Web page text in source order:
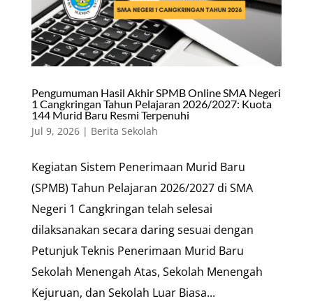
Pengumuman Hasil Akhir SPMB Online SMA Negeri
1 Cangkringan Tahun Pelajaran 2026/2027: Kuota
144 Murid Baru Resmi Terpenuhi
Jul 9, 2026| Berita Sekolah
Kegiatan Sistem Penerimaan Murid Baru
(SPMB) Tahun Pelajaran 2026/2027 di SMA
Negeri 1 Cangkringan telah selesai
dilaksanakan secara daring sesuai dengan
Petunjuk Teknis Penerimaan Murid Baru
Sekolah Menengah Atas, Sekolah Menengah
Kejuruan, dan Sekolah Luar Biasa...